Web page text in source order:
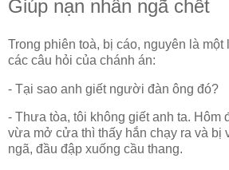
Giúp nạn nhân ngã chết
Trong phiên toà, bị cáo, nguyên là
các câu hỏi của chánh án:
- Tại sao anh giết người đàn ông đó?
- Thưa tòa, tôi không giết anh ta. Hôm
vừa mở cửa thì thấy hắn chạy ra và bị
ngã, đầu đập xuống cầu thang.